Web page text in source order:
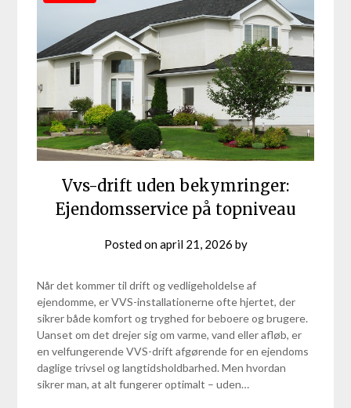
Vvs-drift uden bekymringer:
Ejendomsservice på topniveau
Posted onapril 21, 2026 by
Når det kommer til drift og vedligeholdelse af
ejendomme, er VVS-installationerne ofte hjertet, der
sikrer både komfort og tryghed for beboere og brugere.
Uanset om det drejer sig om varme, vand eller afløb, er
en velfungerende VVS-drift afgørende for en ejendoms
daglige trivsel og langtidsholdbarhed. Men hvordan
sikrer man, at alt fungerer optimalt – uden…